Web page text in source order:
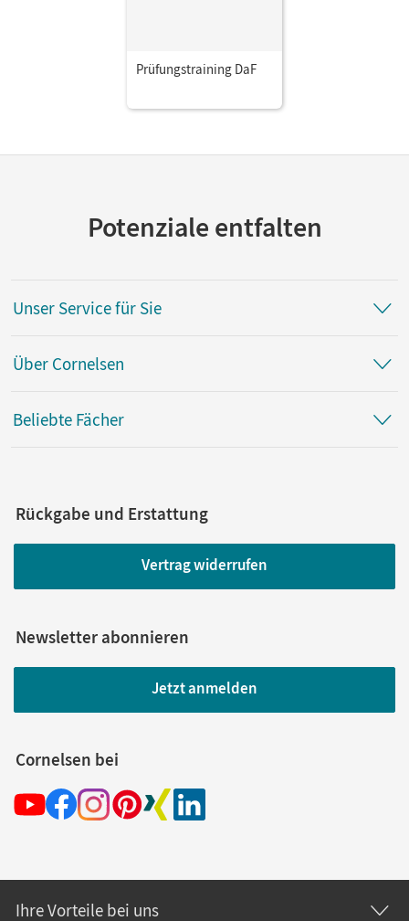
Prüfungstraining DaF
Potenziale entfalten
Unser Service für Sie
Über Cornelsen
Beliebte Fächer
Rückgabe und Erstattung
Vertrag widerrufen
Newsletter abonnieren
Jetzt anmelden
Cornelsen bei
Ihre Vorteile bei uns